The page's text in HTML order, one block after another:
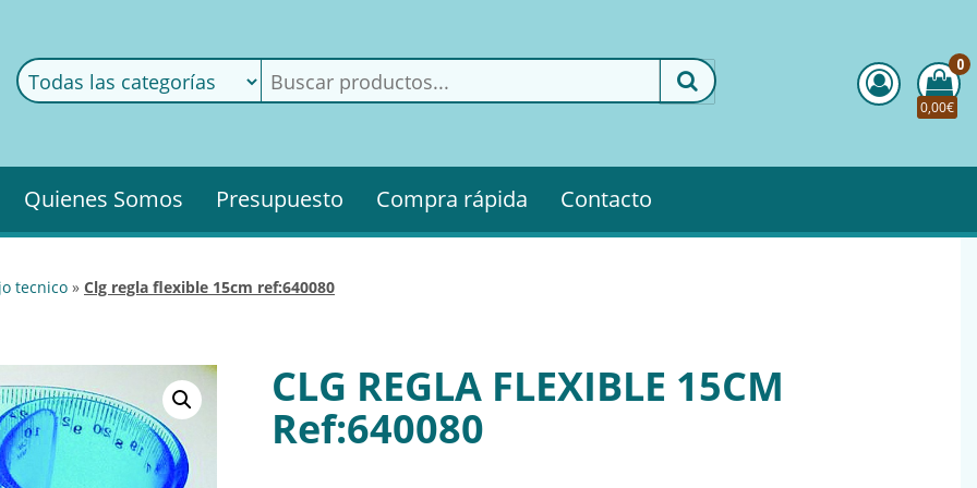
0
0,00€
Quienes Somos Presupuesto Compra rápida Contacto
tecnico » clg regla flexible 15cm ref:640080
CLG REGLA FLEXIBLE 15CM
Ref:640080